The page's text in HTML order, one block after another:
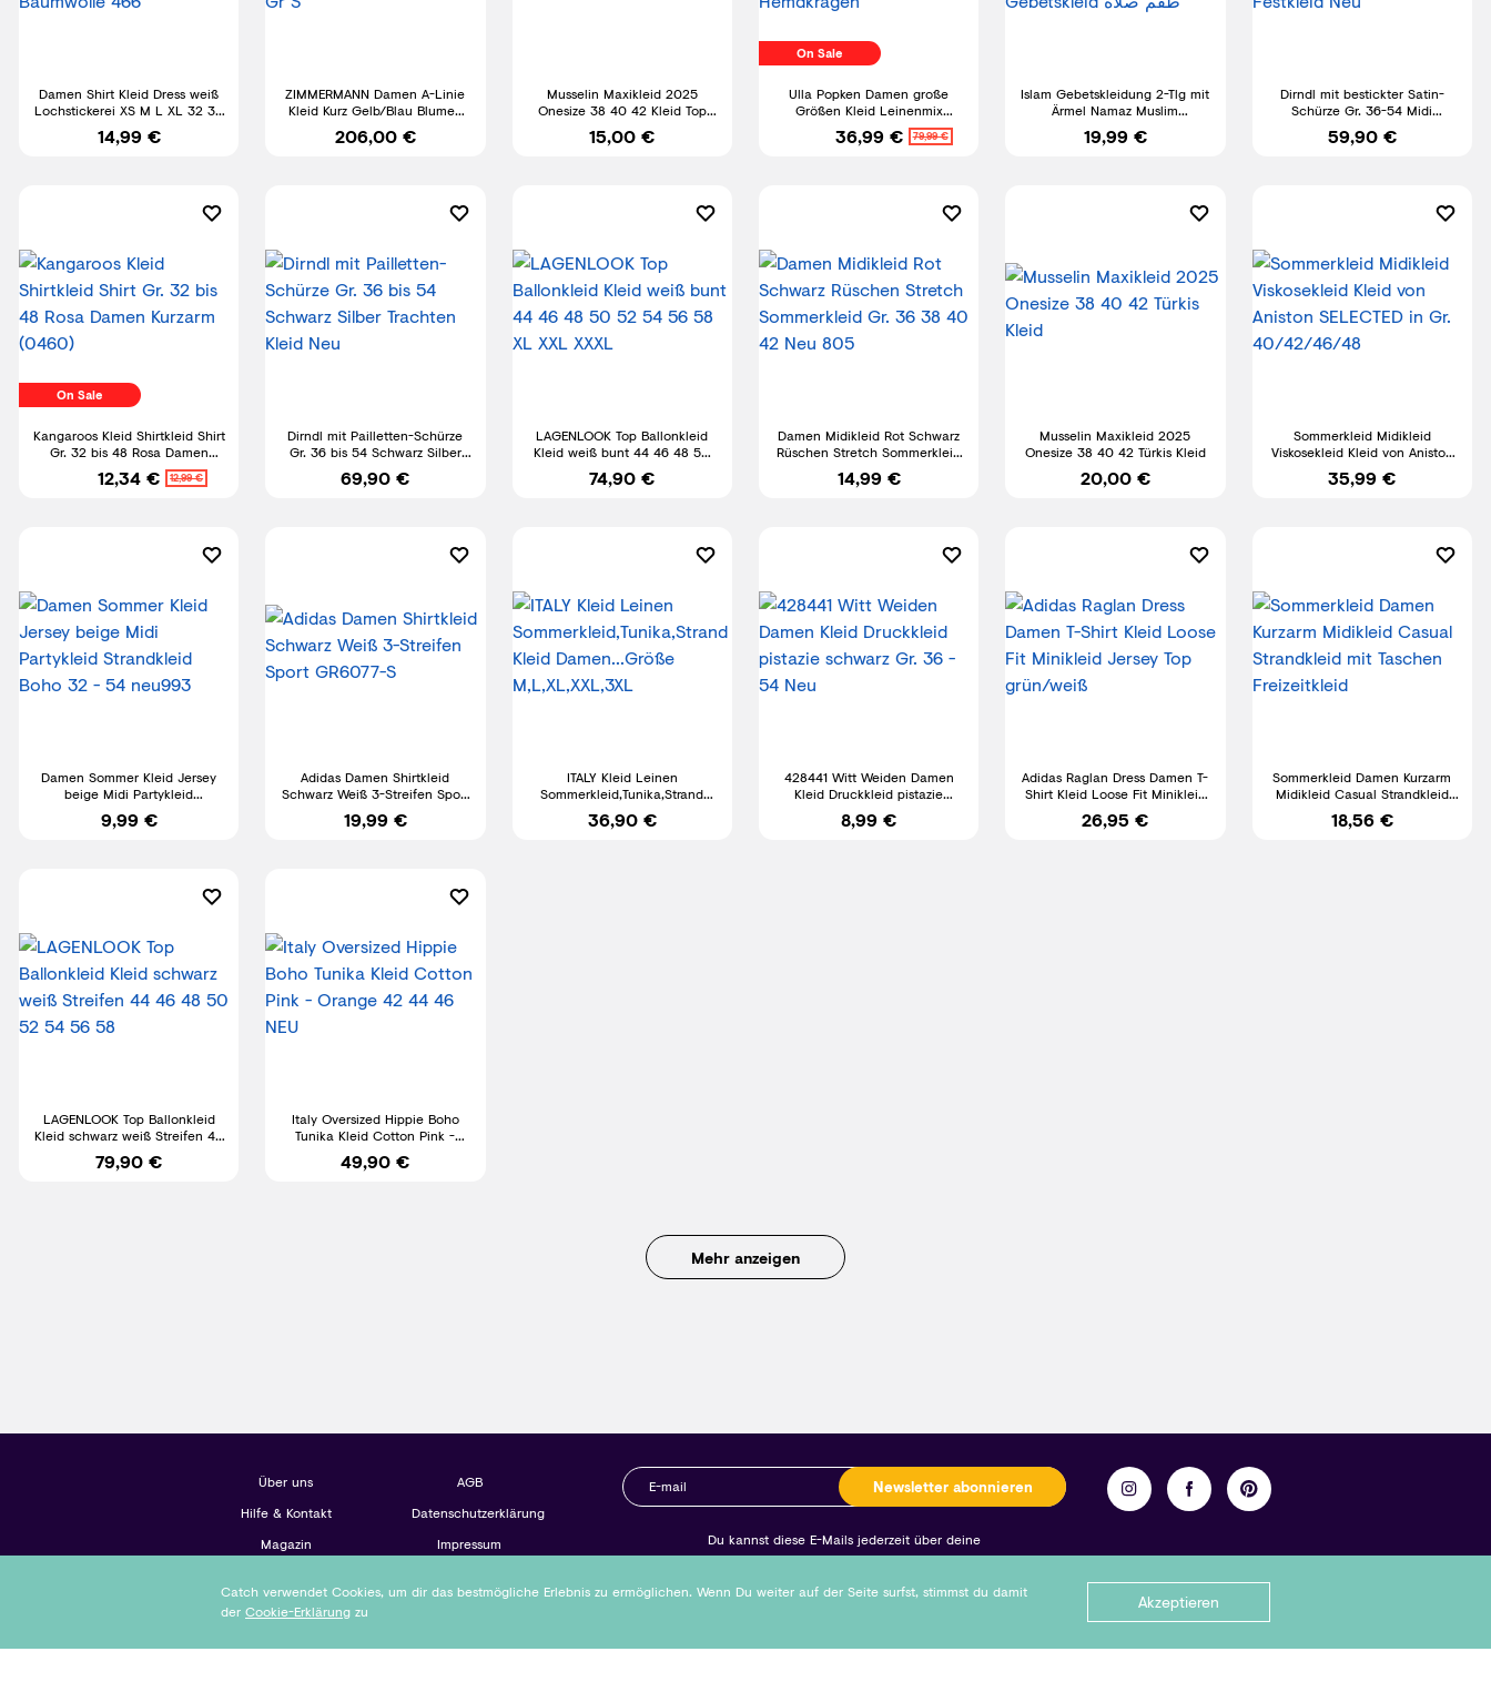
Damen Shirt Kleid Dress weiß
Lochstickerei XS M L XL 32 34
-52/54 Baumwolle 466
14,99 €
ZIMMERMANN Damen A-Linie
Kleid Kurz Gelb/Blau Blumen
Spitze rückenfrei Gr S
206,00 €
Musselin Maxikleid 2025
Onesize 38 40 42 Kleid Top
Angebot
15,00 €
On Sale
Ulla Popken Damen große
Größen Kleid Leinenmix
Oversized Hemdkragen
36,99 € 79,99 €
Islam Gebetskleidung 2-Tlg mit
Ärmel Namaz Muslim
Baumwolle Gebetskleid طقم
صلاة
19,99 €
Dirndl mit bestickter Satin-
Schürze Gr. 36-54 Midi
Trachten-Kleid Festkleid Neu
59,90 €
On Sale
Kangaroos Kleid Shirtkleid Shirt
Gr. 32 bis 48 Rosa Damen
Kurzarm (0460)
12,34 € 12,99 €
Dirndl mit Pailletten-Schürze
Gr. 36 bis 54 Schwarz Silber
Trachten Kleid Neu
69,90 €
LAGENLOOK Top Ballonkleid
Kleid weiß bunt 44 46 48 50
52 54 56 58 XL XXL XXXL
74,90 €
Damen Midikleid Rot Schwarz
Rüschen Stretch Sommerkleid
Gr. 36 38 40 42 Neu 805
14,99 €
Musselin Maxikleid 2025
Onesize 38 40 42 Türkis Kleid
20,00 €
Sommerkleid Midikleid
Viskosekleid Kleid von Aniston
SELECTED in Gr. 40/42/46/48
35,99 €
Damen Sommer Kleid Jersey
beige Midi Partykleid
Strandkleid Boho 32 - 54
neu993
9,99 €
Adidas Damen Shirtkleid
Schwarz Weiß 3-Streifen Sport
GR6077-S
19,99 €
ITALY Kleid Leinen
Sommerkleid,Tunika,Strand
Kleid Damen...Größe
M,L,XL,XXL,3XL
36,90 €
428441 Witt Weiden Damen
Kleid Druckkleid pistazie
schwarz Gr. 36 - 54 Neu
8,99 €
Adidas Raglan Dress Damen T-
Shirt Kleid Loose Fit Minikleid
Jersey Top grün/weiß
26,95 €
Sommerkleid Damen Kurzarm
Midikleid Casual Strandkleid
mit Taschen Freizeitkleid
18,56 €
LAGENLOOK Top Ballonkleid
Kleid schwarz weiß Streifen 44
46 48 50 52 54 56 58
79,90 €
Italy Oversized Hippie Boho
Tunika Kleid Cotton Pink -
Orange 42 44 46 NEU
49,90 €
Mehr anzeigen
Über uns
Hilfe & Kontakt
Magazin
AGB
Datenschutzerklärung
Impressum
Newsletter abonnieren
Du kannst diese E-Mails jederzeit über deine
Kontoeinstellungen oder einen Link in den E-Mails abstellen.
Catch verwendet Cookies, um dir das bestmögliche Erlebnis zu ermöglichen. Wenn Du weiter auf der Seite surfst, stimmst du damit
der Cookie-Erklärung zu Akzeptieren